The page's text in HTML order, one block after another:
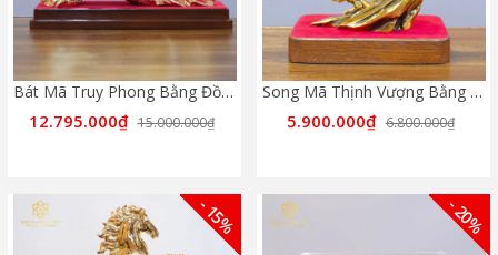
Bát Mã Truy Phong Bằng Đồng Mạ Gold - Biểu Tượng Mã Đáo Thành Công
12.795.000₫ 15.000.000₫
Song Mã Thịnh Vượng Bằng Đồng Mạ Cổ Điển Cao 20cm
5.900.000₫ 6.800.000₫
- 15% - 20%